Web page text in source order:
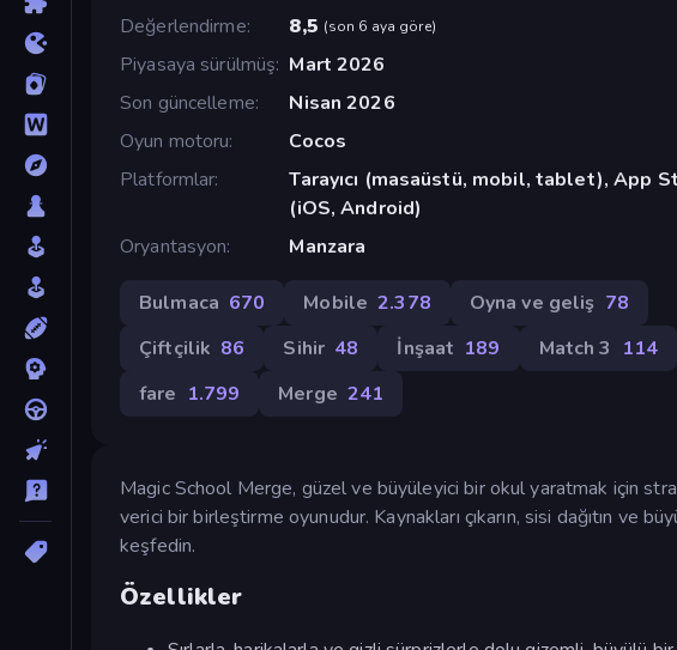
Değerlendirme
8,5 (son 6 aya göre)
Piyasaya sürülmüş Mart 2026
Son güncelleme
Nisan 2026
Oyun motoru
Cocos
Platformlar
Tarayıcı (masaüstü, mobil, tablet), App
(iOS, Android)
Oryantasyon
Manzara
Bulmaca 670 Mobile 2.378 Oyna ve geliş 78
Çiftçilik 86 Sihir 48 İnşaat 189 Match 3 114
fare 1.799 Merge 241
Magic School Merge, güzel ve büyüleyici bir okul yaratmak için
verici bir birleştirme oyunudur. Kaynakları çıkarın, sisi dağıtın ve
keşfedin.
Özellikler